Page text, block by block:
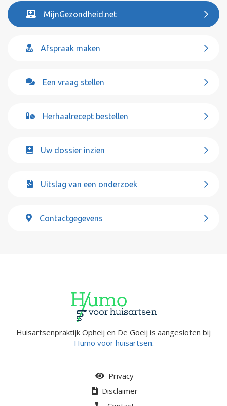
MijnGezondheid.net
Afspraak maken
Een vraag stellen
Herhaalrecept bestellen
Uw dossier inzien
Uitslag van een onderzoek
Contactgegevens
Huisartsenpraktijk Opheij en De Goeij is aangesloten bij
Humo voor huisartsen.
Privacy
Disclaimer